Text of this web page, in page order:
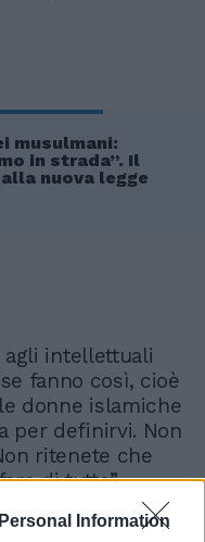
Information
musulmani:
in strada”. Il
nuova legge
agli intellettuali
fanno così, cioè
donne islamiche
per definirvi. Non
ritenete che
di tutto”.